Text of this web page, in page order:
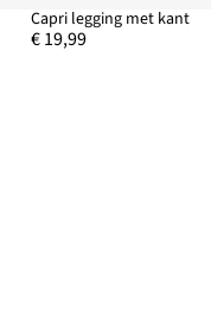
Capri legging met kant
€ 19,99